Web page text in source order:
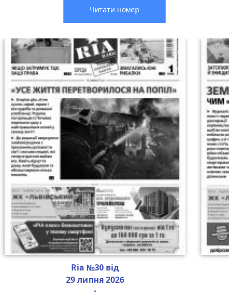
Читати номер
Ria №30 від
29 липня 2026